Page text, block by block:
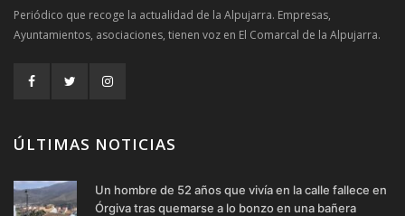
Periódico que recoge la actualidad de la Alpujarra. Empresas,
Ayuntamientos, asociaciones, tienen voz en El Comarcal de la Alpujarra.
ÚLTIMAS NOTICIAS
Un hombre de 52 años que vivía en la calle fallece en
Órgiva tras quemarse a lo bonzo en una bañera